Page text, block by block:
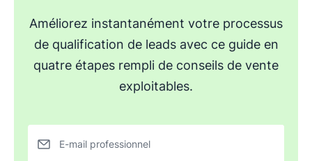
Améliorez instantanément votre processus
de qualification de leads avec ce guide en
quatre étapes rempli de conseils de vente
exploitables.
E-mail professionnel